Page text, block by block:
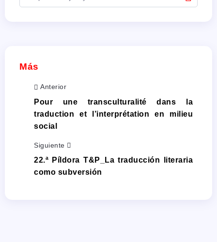
Más
Anterior
Pour une transculturalité dans la
traduction et l’interprétation en milieu
social
Siguiente
22.ª Píldora T&P_La traducción literaria
como subversión